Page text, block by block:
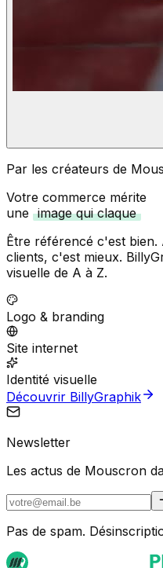
Par les créateurs de
Votre commerce mérite
une image qui claque
Être référencé c'est
clients, c'est mieux.
visuelle de A à Z.
Logo & branding
Site internet
Identité visuelle
Découvrir BillyGraphik
Newsletter
Les actus de Mouscron
Pas de spam.